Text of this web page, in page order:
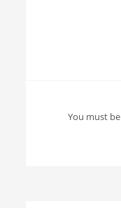
You must be